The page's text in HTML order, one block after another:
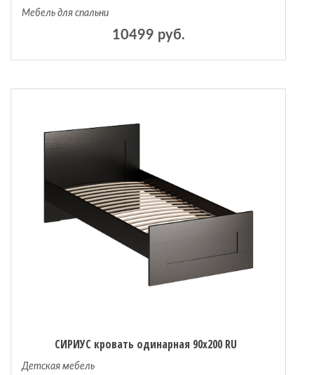
Мебель для спальни
10499 руб.
СИРИУС кровать одинарная 90х200 RU
Детская мебель